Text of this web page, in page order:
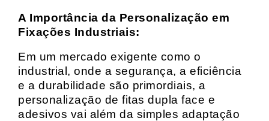
A Importância da Personalização em
Fixações Industriais:
Em um mercado exigente como o
industrial, onde a segurança, a eficiência
e a durabilidade são primordiais, a
personalização de fitas dupla face e
adesivos vai além da simples adaptação